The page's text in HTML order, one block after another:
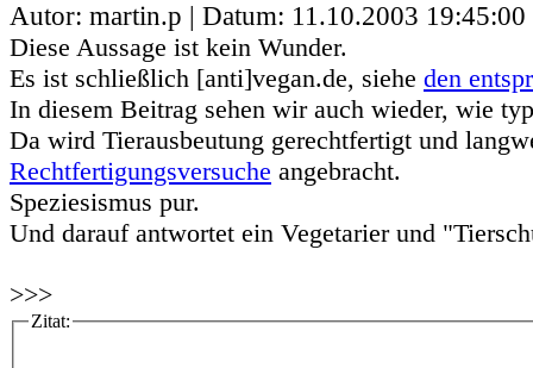
Autor: martin.p | Datum: 11.10.2003 19:45:00
Diese Aussage ist kein Wunder.
Es ist schließlich [anti]vegan.de, siehe den
In diesem Beitrag sehen wir auch wieder, wie
Da wird Tierausbeutung gerechtfertigt und
Rechtfertigungsversuche angebracht.
Speziesismus pur.
Und darauf antwortet ein Vegetarier und
>>>
Zitat: